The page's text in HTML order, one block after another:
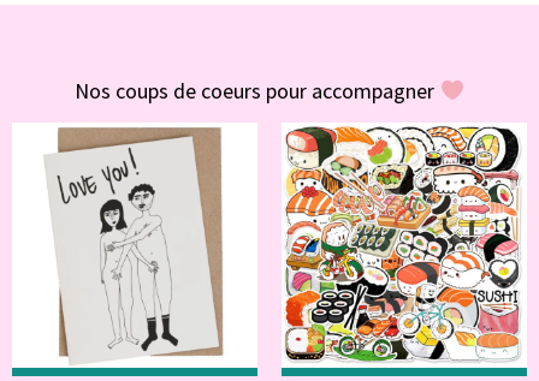
Nos coups de coeurs pour accompagner